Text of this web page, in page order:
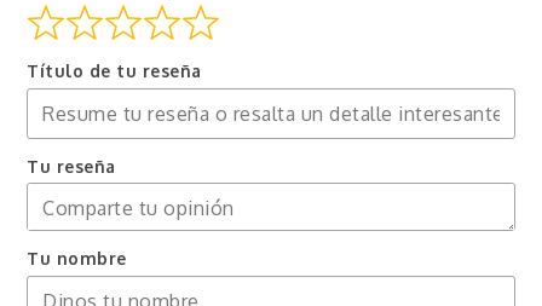
Título de tu reseña
Tu reseña
Tu nombre